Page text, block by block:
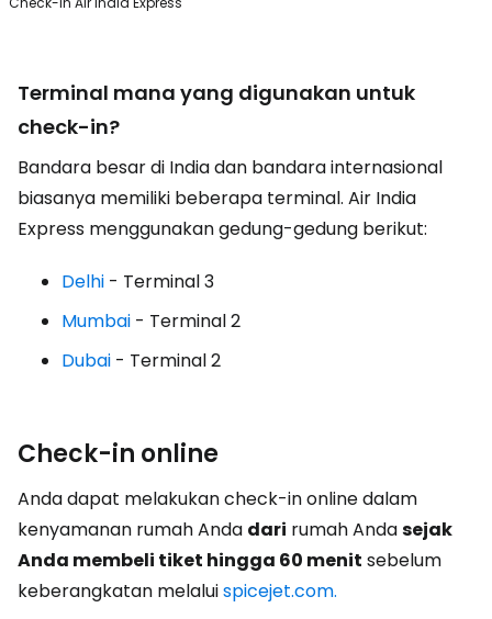
Terminal mana yang digunakan untuk
check-in?
Bandara besar di India dan bandara internasional
biasanya memiliki beberapa terminal. Air India
Express menggunakan gedung-gedung berikut:
Delhi - Terminal 3
Mumbai - Terminal 2
Dubai - Terminal 2
Check-in online
Anda dapat melakukan check-in online dalam
kenyamanan rumah Anda dari rumah Andasejak
Anda membeli tiket hingga 60 menit sebelum
keberangkatan melaluispicejet.com.